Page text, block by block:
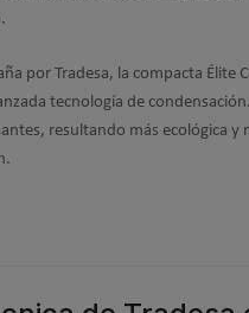
por Tradesa, la compacta Élite
tecnología de
resultando más ecológica y